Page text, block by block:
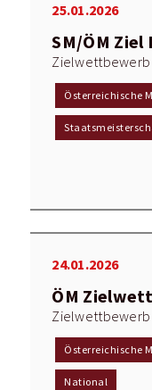
25.01.2026
SM/ÖM Ziel
Zielwettbewerb
Österreichische
24.01.2026
ÖM
Zielwettbewerb
Österreichische
National